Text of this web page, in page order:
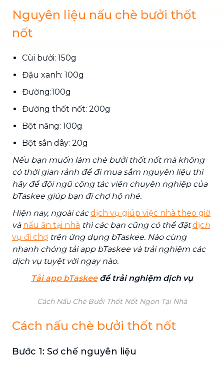
Nguyên liệu nấu chè bưởi thốt
nốt
Cùi bưởi: 150g
Đậu xanh: 100g
Đường:100g
Đường thốt nốt: 200g
Bột năng: 100g
Bột sắn dây: 20g
Nếu bạn muốn làm chè bưởi thốt nốt mà không
có thời gian rảnh để đi mua sắm nguyên liệu thì
hãy để đội ngũ cộng tác viên chuyên nghiệp của
bTaskee giúp bạn đi chợ hộ nhé.
Hiện nay, ngoài cácdịch vụ giúp việc nhà theo giờ
và nấu ăn tại nhà thì các bạn cũng có thể đặtdịch
vụ đi chợ trên ứng dụng bTaskee. Nào cùng
nhanh chóng tải app bTaskee và trải nghiệm các
dịch vụ tuyệt vời ngay nào.
Tải app bTaskeeđể trải nghiệm dịch vụ
Cách Nấu Chè Bưởi Thốt Nốt Ngon Tại Nhà
Cách nấu chè bưởi thốt nốt
Bước 1: Sơ chế nguyên liệu